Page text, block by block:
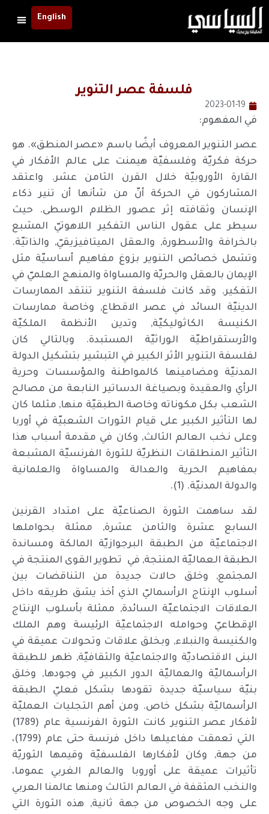
English
فلسفة عصر التنوير
2023-01-19
في المفهوم:
عصر التنوير المعروف أيضًا باسم «عصر المنطق». هو
حركة فكريّة وفلسفيّة هيمنت على عالم الأفكار في
القارة الأوروبيّة خلال القرن الثامن عشر. واعتقد
المشاركون في الحركة أنّ من شأنها أن تنير ذكاء
الإنسان وثقافته إثر عصور الظلام الوسطى. حيث
سيطر على عقول الناس التفكير اللاهوتيّ المشبع
بالخرافة والأسطورة, والعقل الميتافيزيقيّ, والذاتيّة.
وتشمل خصائص التنوير بزوغ مفاهيم أساسيّة مثل
الإيمان بالعقل والحريّة والمساواة والمنهج العلميّ في
التفكير. وقد كانت فلسفة التنوير تنتقد الممارسات
الدينيّة السائد في عصر الاقطاع, وخاصة ممارسات
الكنيسة الكاثوليكيّة, وتدين الأنظمة الملكيّة
والأرستقراطيّة الوراثيّة المستبدة. وبالتالي كان
لفلسفة التنوير الأثر الكبير في التبشير بتشكيل الدولة
المدنيّة ومضامينها كالمواطنة والمؤسسات وحرية
الرأي والعقيدة وبصياغة الدساتير النابعة من مصالح
الشعب بكل مكوناته وخاصة الطبقيّة منها, مثلما كان
لها التأثير الكبير على قيام الثورات الشعبيّة في أوربا
وعلى نخب العالم الثالث, وكان في مقدمة أسباب هذا
التأثير المنطلقات النظريّة للثورة الفرنسيّة المشبعة
بمفاهيم الحرية والعدالة والمساواة والعلمانية
والدولة المدنيّة. (1).
لقد ساهمت الثورة الصناعيّة على امتداد القرنين
السابع عشرة والثامن عشرة, ممثلة بحواملها
الاجتماعيّة من الطبقة البرجوازيّة المالكة ومساندة
الطبقة العماليّة المنتجة, في تطوير القوى المنتجة في
المجتمع, وخلق حالات جديدة من التناقضات بين
أسلوب الإنتاج الرأسماليّ الذي أخذ يشق طريقه داخل
العلاقات الاجتماعيّة السائدة, ممثلة بأسلوب الإنتاج
الإقطاعيّ وحوامله الاجتماعيّة الرئيسة وهم الملك
والكنيسة والنبلاء, وبخلق علاقات وتحولات عميقة في
البنى الاقتصاديّة والاجتماعيّة والثقافيّة, ظهر للطبقة
الرأسماليّة والعماليّة الدور الكبير في وجودها, وخلق
بنيّة سياسيّة جديدة تقودها بشكل فعليّ الطبقة
الرأسماليّة بشكل خاص. ومن أهم التجليات العمليّة
لأفكار عصر التنوير كانت الثورة الفرنسية عام (1789)
التي تعمقت مفاعيلها داخل فرنسة حتى عام (1799)،
من جهة, وكان لأفكارها الفلسفيّة وقيمها الثوريّة
تأثيرات عميقة على أوروبا والعالم الغربي عموما،
والنخب المثقفة في العالم الثالث ومنها عالمنا العربي
على وجه الخصوص من جهة ثانية, هذه الثورة التي